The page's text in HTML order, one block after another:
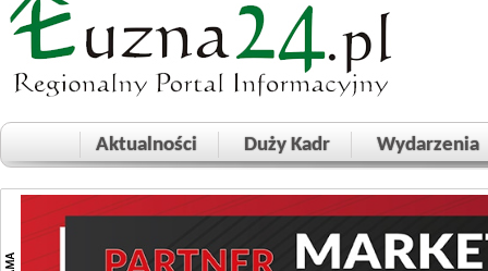
Aktualności Duży Kadr Wydarzenia